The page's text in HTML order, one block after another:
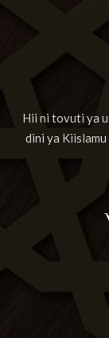
Hii ni tovuti ya
dini ya Kiislamu